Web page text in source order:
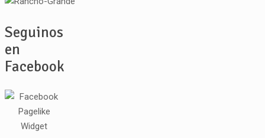
Seguinos
en
Facebook